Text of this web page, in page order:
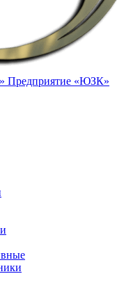
Предприятие «ЮЗК»